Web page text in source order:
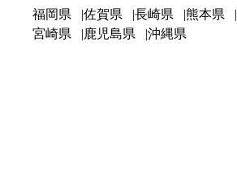
福岡県 佐賀県 長崎県 熊本県
宮崎県
鹿児島県 沖縄県